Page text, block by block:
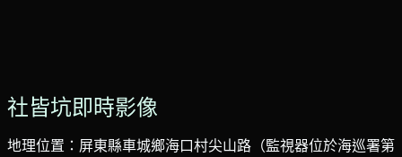
社皆坑即時影像
地理位置：屏東縣車城鄉海口村尖山路（監視器位於海巡署第